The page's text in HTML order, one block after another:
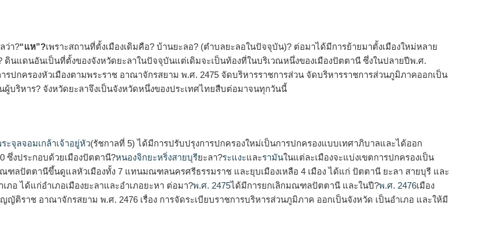
ว่า?“แห”?เพราะสถานที่ตั้งเมืองเดิมคือ? บ้านยะลอ? (ตำบลยะลอในปัจจุบัน)? ต่อมาได้มีการย้ายมาตั้งเมืองใหม่หลาย
ดินแดนอันเป็นที่ตั้งของจังหวัดยะลาในปัจจุบันแต่เดิมจะเป็นท้องที่ในบริเวณหนึ่งของเมืองปัตตานี ซึ่งในปลายปีพ.ศ.
ปกครองหัวเมืองตามพระราช อาณาจักรสยาม พ.ศ. 2475 จัดบริหารราชการส่วน จัดบริหารราชการส่วนภูมิภาคออกเป็น
บริหาร? จังหวัดยะลาจึงเป็นจังหวัดหนึ่งของประเทศไทยสืบต่อมาจนทุกวันนี้
ะจุลจอมเกล้าเจ้าอยู่หัว(รัชกาลที่ 5) ได้มีการปรับปรุงการปกครองใหม่เป็นการปกครองแบบเทศาภิบาลและได้ออก
ซึ่งประกอบด้วยเมืองปัตตานี?หนองจิกยะหริ่งสายบุรียะลา?ระแงะและรามันในแต่ละเมืองจะแบ่งเขตการปกครองเป็น
ฑลปัตตานีขึ้นดูแลหัวเมืองทั้ง 7 แทนมณฑลนครศรีธรรมราช และยุบเมืองเหลือ 4 เมือง ได้แก่ ปัตตานี ยะลา สายบุรี และ
ภอ ได้แก่อำเภอเมืองยะลาและอำเภอยะหา ต่อมา?พ.ศ. 2475ได้มีการยกเลิกมณฑลปัตตานี และในปี?พ.ศ. 2476เมือง
ติราช อาณาจักรสยาม พ.ศ. 2476 เรื่อง การจัดระเบียบราชการบริหารส่วนภูมิภาค ออกเป็นจังหวัด เป็นอำเภอ และให้มี